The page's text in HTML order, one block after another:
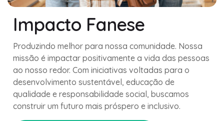
Impacto Fanese
Produzindo melhor para nossa comunidade. Nossa
missão é impactar positivamente a vida das pessoas
ao nosso redor. Com iniciativas voltadas para o
desenvolvimento sustentável, educação de
qualidade e responsabilidade social, buscamos
construir um futuro mais próspero e inclusivo.